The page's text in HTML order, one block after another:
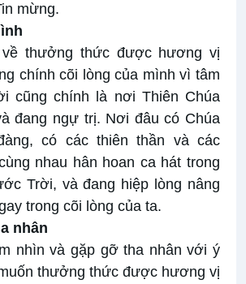
mừng.
thưởng thức được hương vị
chính cõi lòng của mình vì tâm
cũng chính là nơi Thiên Chúa
đang ngự trị. Nơi đâu có Chúa
có các thiên thần và các
nhau hân hoan ca hát trong
Trời, và đang hiệp lòng nâng
trong cõi lòng của ta.
nhân
nhìn và gặp gỡ tha nhân với ý
thưởng thức được hương vị